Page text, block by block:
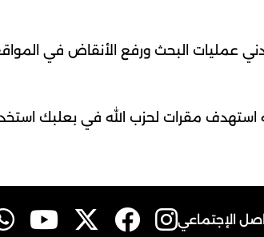
عمليات البحث ورفع الأنقاض في
استهدف مقرات لحزب الله في بعلبك
الإجتماعي